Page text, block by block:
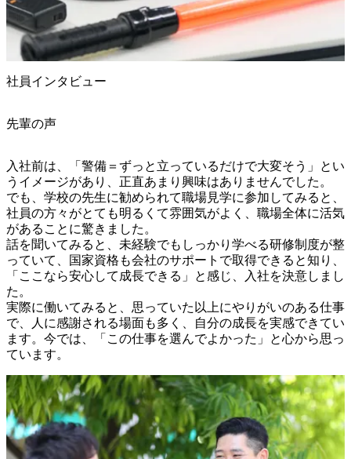
社員インタビュー
先輩の声
入社前は、「警備＝ずっと立っているだけで大変そう」とい
うイメージがあり、正直あまり興味はありませんでした。
でも、学校の先生に勧められて職場見学に参加してみると、
社員の方々がとても明るくて雰囲気がよく、職場全体に活気
があることに驚きました。
話を聞いてみると、未経験でもしっかり学べる研修制度が整
っていて、国家資格も会社のサポートで取得できると知り、
「ここなら安心して成長できる」と感じ、入社を決意しまし
た。
実際に働いてみると、思っていた以上にやりがいのある仕事
で、人に感謝される場面も多く、自分の成長を実感できてい
ます。今では、「この仕事を選んでよかった」と心から思っ
ています。